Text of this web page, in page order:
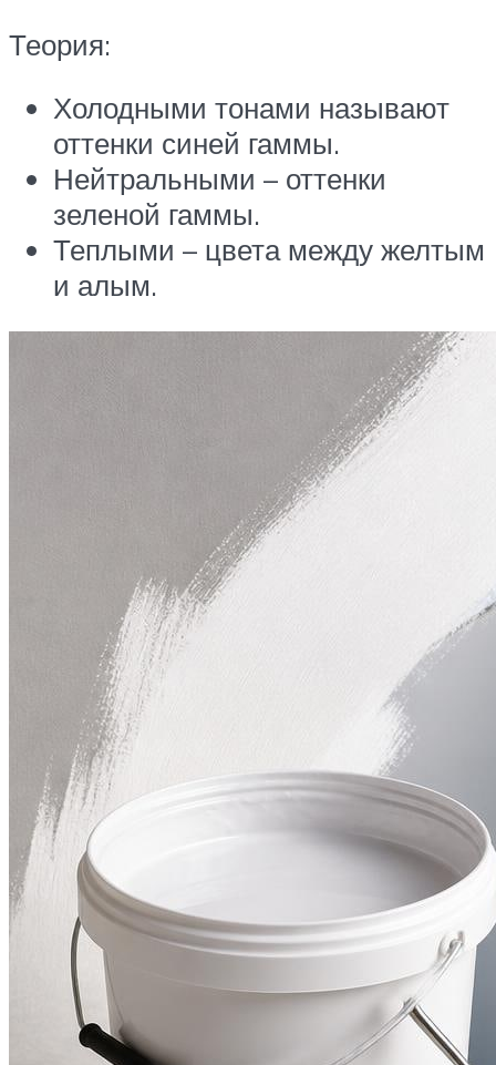
Теория:
Холодными тонами называют
оттенки синей гаммы.
Нейтральными – оттенки
зеленой гаммы.
Теплыми – цвета между желтым
и алым.